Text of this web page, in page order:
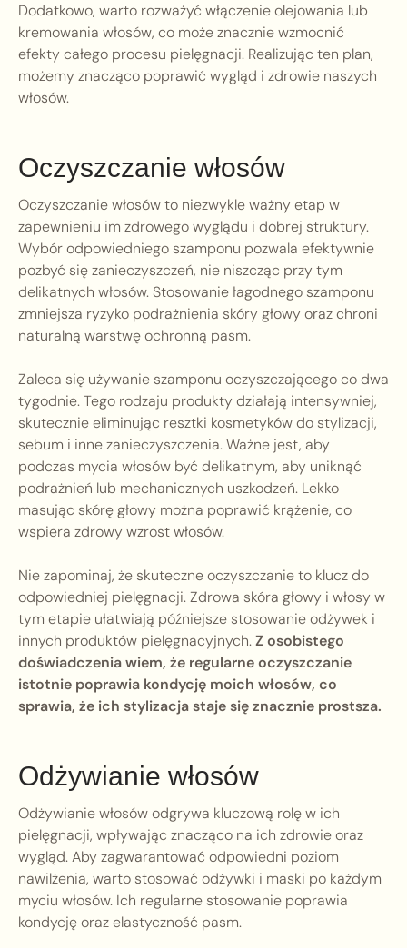
Dodatkowo, warto rozważyć włączenie olejowania lub
kremowania włosów, co może znacznie wzmocnić
efekty całego procesu pielęgnacji. Realizując ten plan,
możemy znacząco poprawić wygląd i zdrowie naszych
włosów.
Oczyszczanie włosów
Oczyszczanie włosów to niezwykle ważny etap w
zapewnieniu im zdrowego wyglądu i dobrej struktury.
Wybór odpowiedniego szamponu pozwala efektywnie
pozbyć się zanieczyszczeń, nie niszcząc przy tym
delikatnych włosów. Stosowanie łagodnego szamponu
zmniejsza ryzyko podrażnienia skóry głowy oraz chroni
naturalną warstwę ochronną pasm.
Zaleca się używanie szamponu oczyszczającego co dwa
tygodnie. Tego rodzaju produkty działają intensywniej,
skutecznie eliminując resztki kosmetyków do stylizacji,
sebum i inne zanieczyszczenia. Ważne jest, aby
podczas mycia włosów być delikatnym, aby uniknąć
podrażnień lub mechanicznych uszkodzeń. Lekko
masując skórę głowy można poprawić krążenie, co
wspiera zdrowy wzrost włosów.
Nie zapominaj, że skuteczne oczyszczanie to klucz do
odpowiedniej pielęgnacji. Zdrowa skóra głowy i włosy w
tym etapie ułatwiają późniejsze stosowanie odżywek i
innych produktów pielęgnacyjnych.Z osobistego
doświadczenia wiem, że regularne oczyszczanie
istotnie poprawia kondycję moich włosów, co
sprawia, że ich stylizacja staje się znacznie prostsza.
Odżywianie włosów
Odżywianie włosów odgrywa kluczową rolę w ich
pielęgnacji, wpływając znacząco na ich zdrowie oraz
wygląd. Aby zagwarantować odpowiedni poziom
nawilżenia, warto stosować odżywki i maski po każdym
myciu włosów. Ich regularne stosowanie poprawia
kondycję oraz elastyczność pasm.